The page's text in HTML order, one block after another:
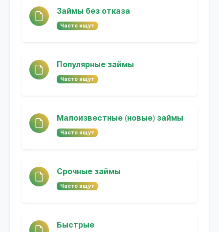
Займы без отказа
Часто ищут
Популярные займы
Часто ищут
Малоизвестные (новые) займы
Часто ищут
Срочные займы
Часто ищут
Быстрые